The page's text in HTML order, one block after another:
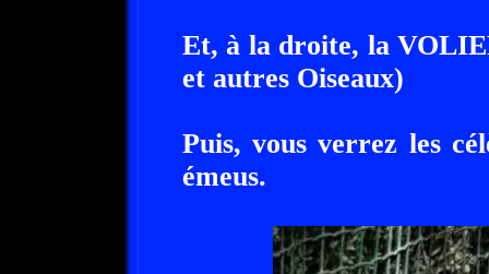
Et, à la droite, la
et autres Oiseaux)
Puis, vous verrez les
émeus.